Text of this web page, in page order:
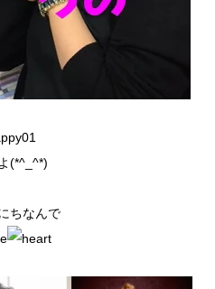
(*^_^*)
ちなんで